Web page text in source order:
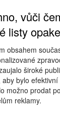
vůči
listy
obsahem
široké
aby bylo
možno prodat
reklamy.